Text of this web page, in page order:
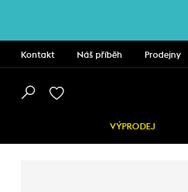
Kontakt Náš příběh Prodejny
VÝPRODEJ